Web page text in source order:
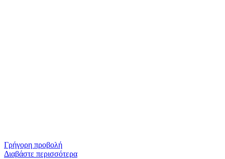
Γρήγορη προβολή
Διαβάστε περισσότερα